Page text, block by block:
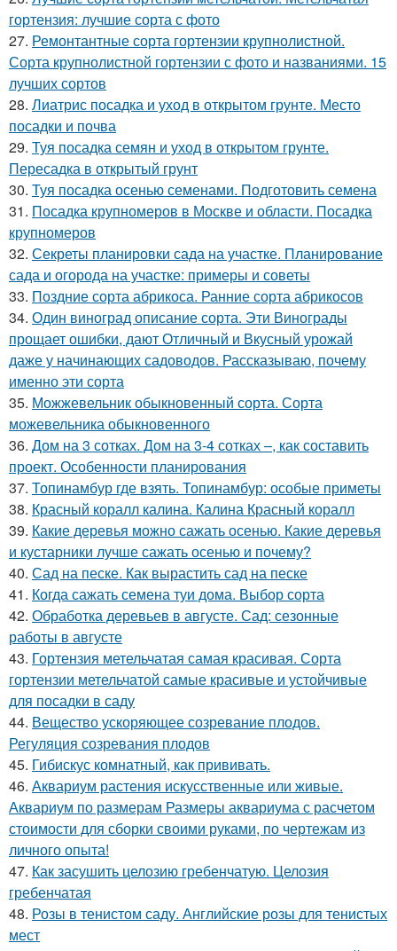
гортензия: лучшие сорта с фото
27. Ремонтантные сорта гортензии крупнолистной.
Сорта крупнолистной гортензии с фото и названиями. 15
лучших сортов
28. Лиатрис посадка и уход в открытом грунте. Место
посадки и почва
29. Туя посадка семян и уход в открытом грунте.
Пересадка в открытый грунт
30. Туя посадка осенью семенами. Подготовить семена
31. Посадка крупномеров в Москве и области. Посадка
крупномеров
32. Секреты планировки сада на участке. Планирование
сада и огорода на участке: примеры и советы
33. Поздние сорта абрикоса. Ранние сорта абрикосов
34. Один виноград описание сорта. Эти Винограды
прощает ошибки, дают Отличный и Вкусный урожай
даже у начинающих садоводов. Рассказываю, почему
именно эти сорта
35. Можжевельник обыкновенный сорта. Сорта
можевельника обыкновенного
36. Дом на 3 сотках. Дом на 3-4 сотках –, как составить
проект. Особенности планирования
37. Топинамбур где взять. Топинамбур: особые приметы
38. Красный коралл калина. Калина Красный коралл
39. Какие деревья можно сажать осенью. Какие деревья
и кустарники лучше сажать осенью и почему?
40. Сад на песке. Как вырастить сад на песке
41. Когда сажать семена туи дома. Выбор сорта
42. Обработка деревьев в августе. Сад: сезонные
работы в августе
43. Гортензия метельчатая самая красивая. Сорта
гортензии метельчатой самые красивые и устойчивые
для посадки в саду
44. Вещество ускоряющее созревание плодов.
Регуляция созревания плодов
45. Гибискус комнатный, как прививать.
46. Аквариум растения искусственные или живые.
Аквариум по размерам Размеры аквариума с расчетом
стоимости для сборки своими руками, по чертежам из
личного опыта!
47. Как засушить целозию гребенчатую. Целозия
гребенчатая
48. Розы в тенистом саду. Английские розы для тенистых
мест